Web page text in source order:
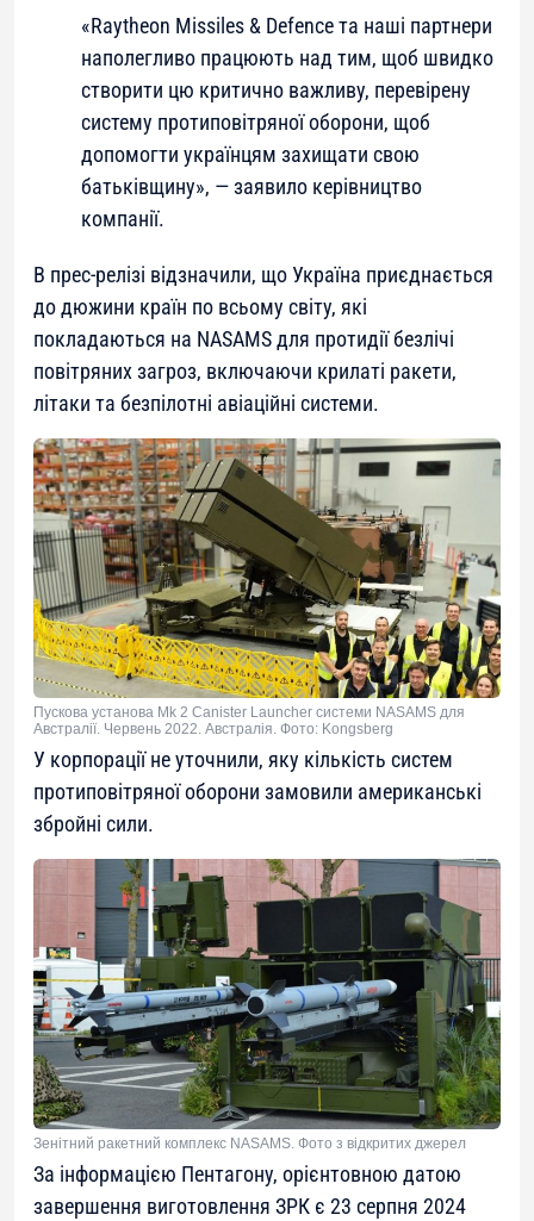
«Raytheon Missiles & Defence та наші партнери
наполегливо працюють над тим, щоб швидко
створити цю критично важливу, перевірену
систему протиповітряної оборони, щоб
допомогти українцям захищати свою
батьківщину», — заявило керівництво
компанії.
В прес-релізі відзначили, що Україна приєднається
до дюжини країн по всьому світу, які
покладаються на NASAMS для протидії безлічі
повітряних загроз, включаючи крилаті ракети,
літаки та безпілотні авіаційні системи.
Пускова установа Mk 2 Canister Launcher системи NASAMS для
Австралії. Червень 2022. Австралія. Фото: Kongsberg
У корпорації не уточнили, яку кількість систем
протиповітряної оборони замовили американські
збройні сили.
Зенітний ракетний комплекс NASAMS. Фото з відкритих джерел
За інформацією Пентагону, орієнтовною датою
завершення виготовлення ЗРК є 23 серпня 2024